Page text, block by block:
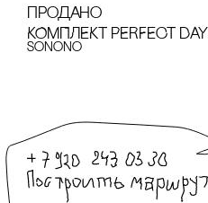
продано
КОМПЛЕКТ PERFECT DAY
sonono